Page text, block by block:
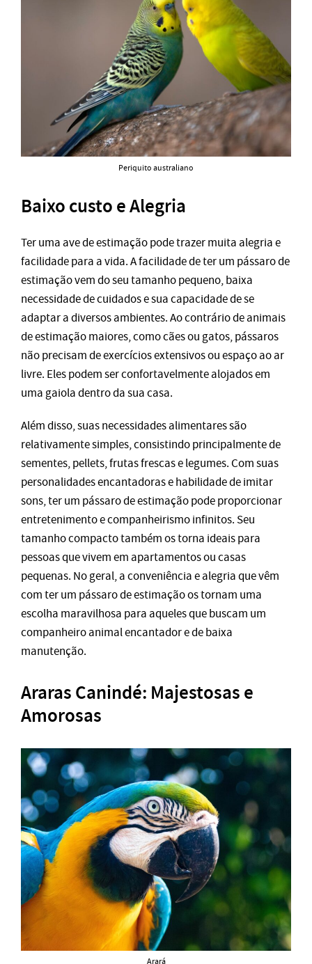
Periquito australiano
Baixo custo e Alegria
Ter uma ave de estimação pode trazer muita alegria e
facilidade para a vida. A facilidade de ter um pássaro de
estimação vem do seu tamanho pequeno, baixa
necessidade de cuidados e sua capacidade de se
adaptar a diversos ambientes. Ao contrário de animais
de estimação maiores, como cães ou gatos, pássaros
não precisam de exercícios extensivos ou espaço ao ar
livre. Eles podem ser confortavelmente alojados em
uma gaiola dentro da sua casa.
Além disso, suas necessidades alimentares são
relativamente simples, consistindo principalmente de
sementes, pellets, frutas frescas e legumes. Com suas
personalidades encantadoras e habilidade de imitar
sons, ter um pássaro de estimação pode proporcionar
entretenimento e companheirismo infinitos. Seu
tamanho compacto também os torna ideais para
pessoas que vivem em apartamentos ou casas
pequenas. No geral, a conveniência e alegria que vêm
com ter um pássaro de estimação os tornam uma
escolha maravilhosa para aqueles que buscam um
companheiro animal encantador e de baixa
manutenção.
Araras Canindé: Majestosas e
Amorosas
Arará